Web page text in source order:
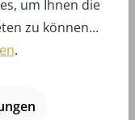
5 Sternen
grün von Albin
um Ihnen die
zu können...
.